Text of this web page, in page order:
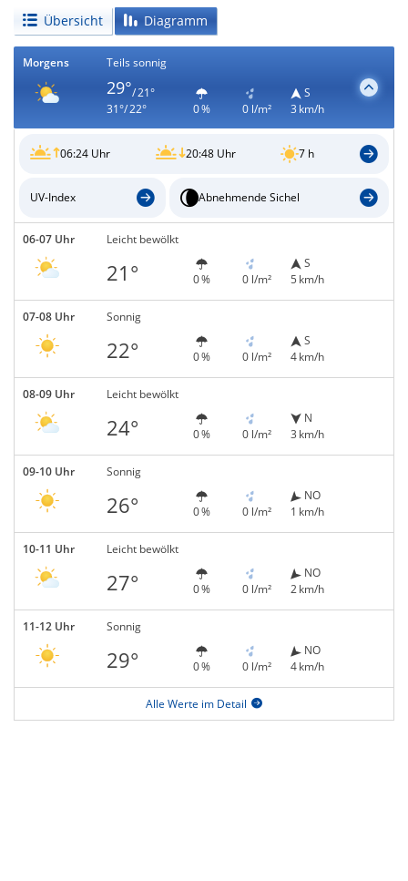
Übersicht Diagramm
Morgens Teils sonnig
29°/ 21°
31°/ 22°
0 % 0 l/m²
S
3 km/h
06:24 Uhr 20:48 Uhr 7 h
UV-Index Abnehmende Sichel
06-07 Uhr Leicht bewölkt
21° 0 % 0 l/m²
S
5 km/h
07-08 Uhr Sonnig
22° 0 % 0 l/m²
S
4 km/h
08-09 Uhr Leicht bewölkt
24° 0 % 0 l/m²
N
3 km/h
09-10 Uhr Sonnig
26° 0 % 0 l/m²
NO
1 km/h
10-11 Uhr Leicht bewölkt
27° 0 % 0 l/m²
NO
2 km/h
11-12 Uhr Sonnig
29° 0 % 0 l/m²
NO
4 km/h
Alle Werte im Detail